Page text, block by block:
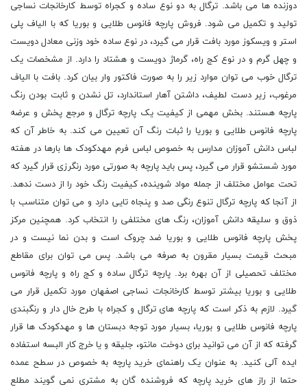
دوزنده ها می باشد. ترگال به دو نوع ساده و کجراه توسط کارخانجات نساجی
تولید و تکمیل می شود. فروش پارچه فانوس طلایی و بوریا که با الیاف پلی
استر و ویسکوز مورد بافت قرار می گیرد، در نوع ساده خود وزنی معادل دویست
و چهل گرم و در نوع کج راه، گرماژ دویست و هشتاد را دارد. از مشخصات یک
ترگال خوب می توان موارد زیر را به صورت فاکتور وار بیان کرد. بافت با الیاف
مرغوب، زیر دست لطیف، داشتن آهار استاندارد، تل نشدن و ثابت بودن رنگ
پارچه هستند. بخش مهمی از کیفیت یک پارچه ترگال و مرجع پخش و عرضه
پارچه فانوس طلایی و بوریا را ثبات رنگ آن تعیین می کند. به خاطر آن که
لباس دانش آموزان مدارس به خصوص لباس فرم مهدکودک ها بارها در هفته
مورد شستشو قرار می گیرد، پس باید پارچه به صورتی مورد رنگرزی قرار گیرد که
تحت عوامل مختلف از جمله مواد شوینده، کیفیت رنگ خود را از دست ندهد.
از آنجا که پارچه ترگال تنوع رنگی صد و پنجاه تایی دارد و می توان متناسب با
ذوق و سلیقه دانش آموزان، رنگ های مختلفی را انتخاب کرد. همچنین مرکز
پخش پارچه فانوس طلایی و بوریا ضد چروک است و بدن نما نیست و در
مبحث قیمت بسیار مقرون به صرفه می باشد. پس می توان برای مقاطع
مختلف تحصیلی از آن بهره برد. پارچه ترگال ساده و کج راه و پارچه فانوس
طلایی و بوریا بیشتر توسط کارخانجات نساجی اصفهان مورد تکمیل قرار می
گیرد. لازم به ذکر است که پارچه های ترگال و کجراه با طرح خال دار و رنگبندی
پارچه فانوس طلایی و بوریا، بسیار مورد توجه دبستان ها و مهدکودک ها قرار
گرفته که از آن می توانید برای دوخت مانتو، جلیقه و یا خرج کار البسه استفاده
ایده آلی کنید. به عنوان یک راهنمای خرید پارچه به خصوص در سطح عمده
حتما از راز های خرید پارچه که فروشنده گان به مشتری نمی گویند مطلع